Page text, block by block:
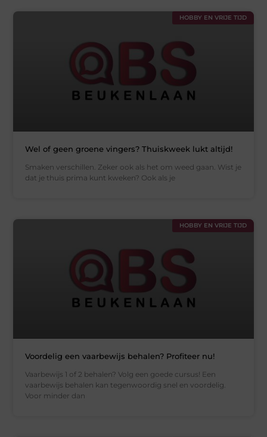
HOBBY EN VRIJE TIJD
Wel of geen groene vingers? Thuiskweek lukt altijd!
Smaken verschillen. Zeker ook als het om weed gaan. Wist je
dat je thuis prima kunt kweken? Ook als je
HOBBY EN VRIJE TIJD
Voordelig een vaarbewijs behalen? Profiteer nu!
Vaarbewijs 1 of 2 behalen? Volg een goede cursus! Een
vaarbewijs behalen kan tegenwoordig snel en voordelig.
Voor minder dan